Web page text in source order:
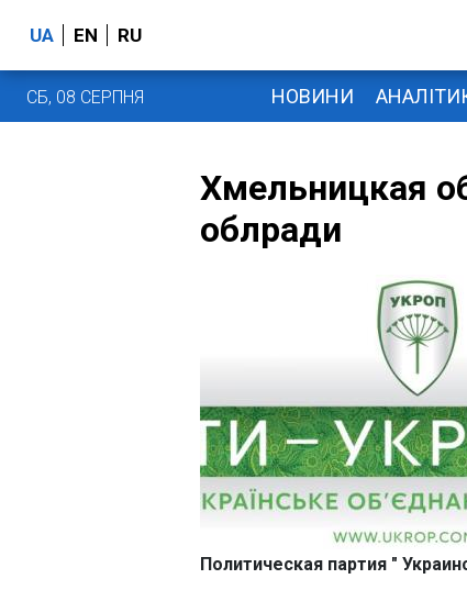
UA EN RU
СБ, 08 СЕРПНЯ НОВИНИ
Хмельницкая
облради
Политическая партия "